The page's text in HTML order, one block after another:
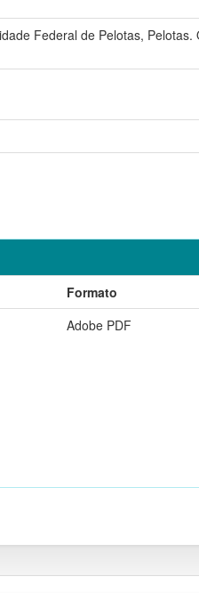
Federal de Pelotas,
Formato
Adobe PDF